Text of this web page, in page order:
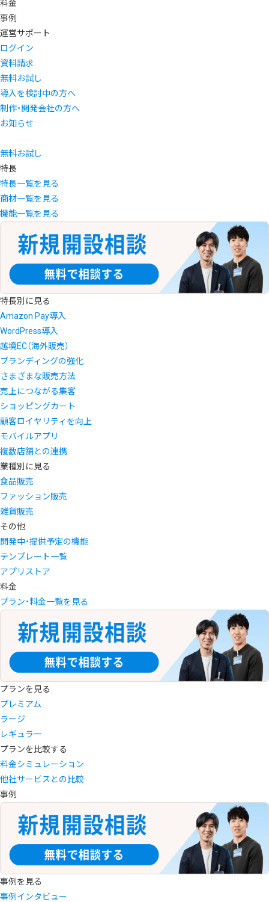
料金
事例
運営サポート
ログイン
資料請求
無料お試し
導入を検討中の方へ
制作・開発会社の方へ
お知らせ
無料お試し
特長
特長一覧を見る
商材一覧を見る
機能一覧を見る
特長別に見る
Amazon Pay導入
WordPress導入
越境EC（海外販売）
ブランディングの強化
さまざまな販売方法
売上につながる集客
ショッピングカート
顧客ロイヤリティを向上
モバイルアプリ
複数店舗との連携
業種別に見る
食品販売
ファッション販売
雑貨販売
その他
開発中・提供予定の機能
テンプレート一覧
アプリストア
料金
プラン・料金一覧を見る
プランを見る
プレミアム
ラージ
レギュラー
プランを比較する
料金シミュレーション
他社サービスとの比較
事例
事例を見る
事例インタビュー